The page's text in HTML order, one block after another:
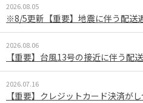
2026.08.05
※8/5更新【重要】地震に伴う配送
2026.08.06
【重要】台風13号の接近に伴う配
2026.07.16
【重要】クレジットカード決済が